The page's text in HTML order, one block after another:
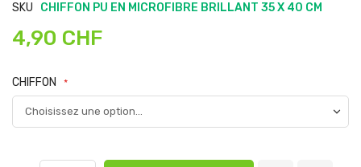
SKU CHIFFON PU EN MICROFIBRE BRILLANT 35 X 40 CM
4,90 CHF
CHIFFON